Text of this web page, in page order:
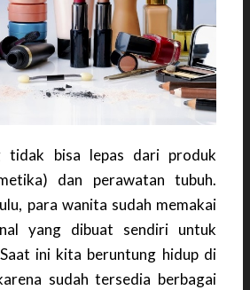
tidak bisa lepas dari produk
dan perawatan tubuh.
para wanita sudah memakai
yang dibuat sendiri untuk
ini kita beruntung hidup di
sudah tersedia berbagai